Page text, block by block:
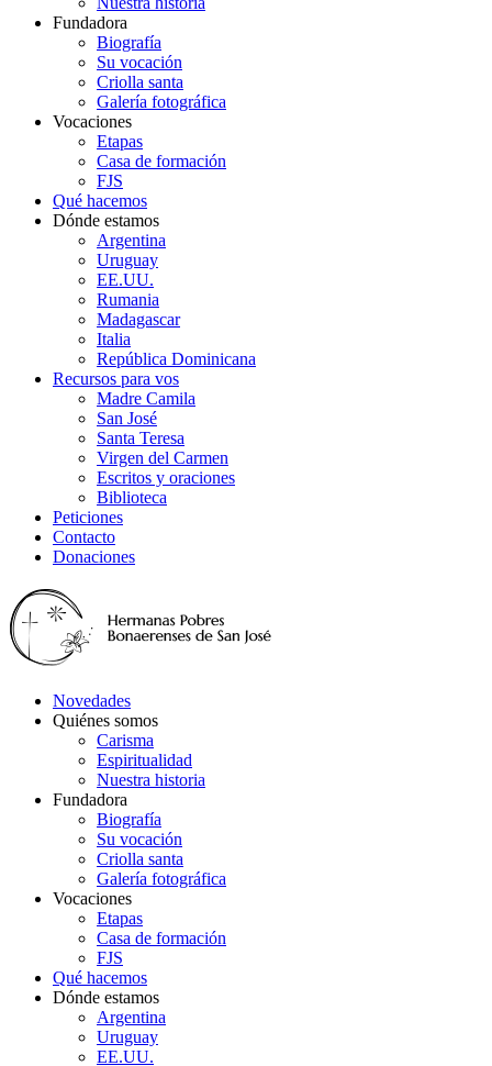
Fundadora
Biografía
Su vocación
Criolla santa
Galería fotográfica
Vocaciones
Etapas
Casa de formación
FJS
Qué hacemos
Dónde estamos
Argentina
Uruguay
EE.UU.
Rumania
Madagascar
Italia
República Dominicana
Recursos para vos
Madre Camila
San José
Santa Teresa
Virgen del Carmen
Escritos y oraciones
Biblioteca
Peticiones
Contacto
Donaciones
Novedades
Quiénes somos
Carisma
Espiritualidad
Nuestra historia
Fundadora
Biografía
Su vocación
Criolla santa
Galería fotográfica
Vocaciones
Etapas
Casa de formación
FJS
Qué hacemos
Dónde estamos
Argentina
Uruguay
EE.UU.